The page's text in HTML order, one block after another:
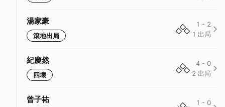
湯家豪
滾地出局
1 - 2
1 出局
紀慶然
四壞
4 - 0
2 出局
曾子祐 1 - 0